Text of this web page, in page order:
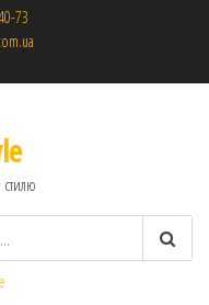
73